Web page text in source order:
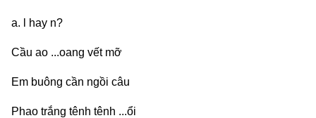
a. l hay n?
Cầu ao ...oang vết mỡ
Em buông cần ngồi câu
Phao trắng tênh tênh ...ổi